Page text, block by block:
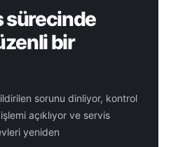
sürecinde
bir
sorunu dinliyor, kontrol
açıklıyor ve servis
yeniden